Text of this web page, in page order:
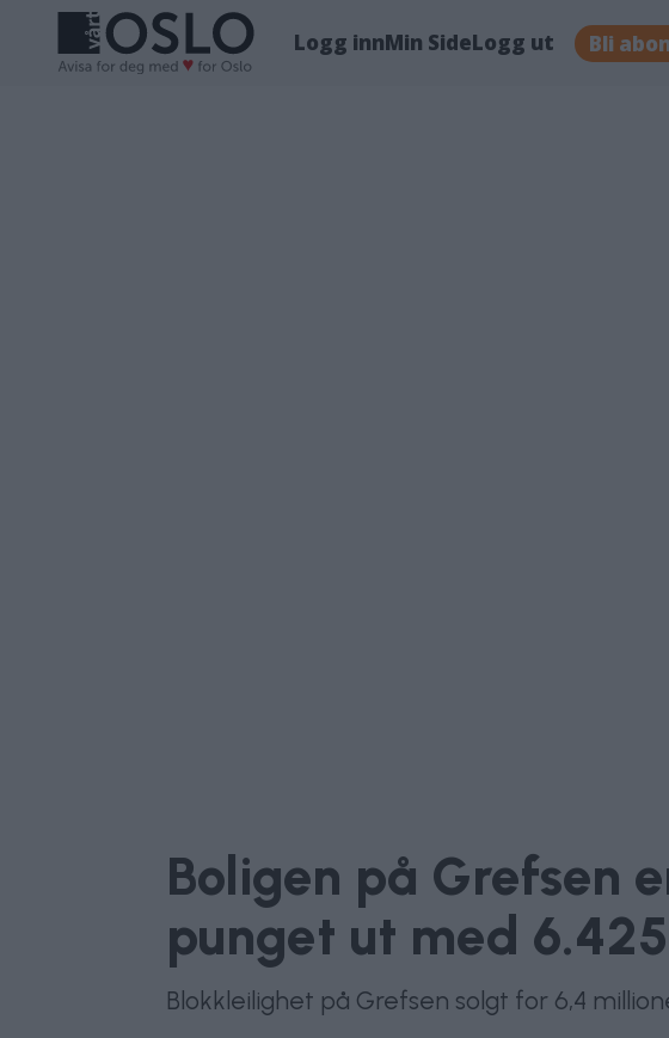
Logg innMin SideLogg ut Bli
Boligen på Grefsen
punget ut med
Blokkleilighet på Grefsen solgt for 6,4